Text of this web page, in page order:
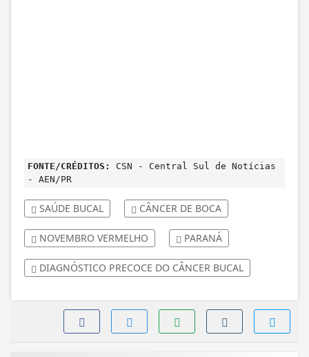
FONTE/CRÉDITOS:
CSN - Central Sul de Notícias
- AEN/PR
SAÚDE BUCAL CÂNCER DE BOCA
NOVEMBRO VERMELHO PARANÁ
DIAGNÓSTICO PRECOCE DO CÂNCER BUCAL